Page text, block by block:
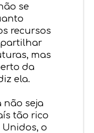
se
recursos
mas
da
ela.
não seja
tão rico
o